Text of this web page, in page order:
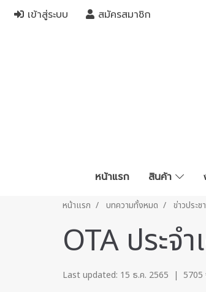
เข้าสู่ระบบ สมัครสมาชิก
หน้าแรก สินค้า
หน้าแรก บทความทั้งหมด ข่าวประ
OTA ประจ
Last updated: 15 ธ.ค. 2565 | 5705